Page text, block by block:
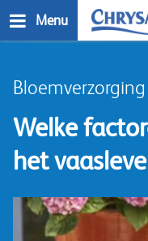
to
Menu
Bloemverzorging
Welke
het